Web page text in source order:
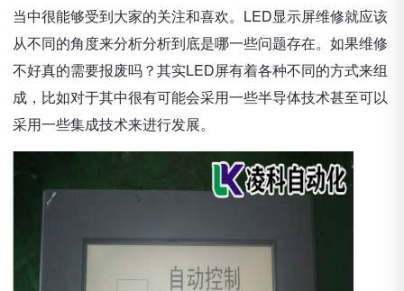
当中很能够受到大家的关注和喜欢。LED显示屏维修就应该
从不同的角度来分析分析到底是哪一些问题存在。如果维修
不好真的需要报废吗？其实LED屏有着各种不同的方式来组
成，比如对于其中很有可能会采用一些半导体技术甚至可以
采用一些集成技术来进行发展。